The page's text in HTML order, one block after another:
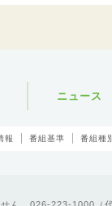
ニュース
報 番組基準 番組種